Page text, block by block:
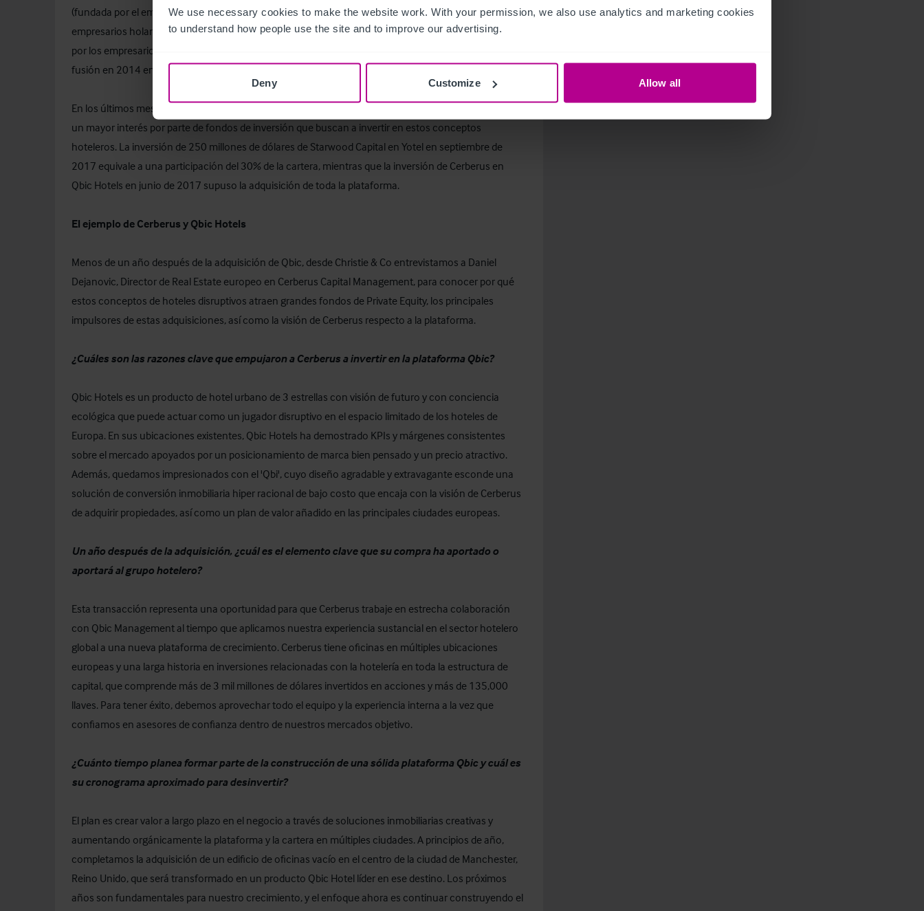
We use necessary cookies to make the website work. With your permission, we also use analytics and marketing cookies
to understand how people use the site and to improve our advertising.
Deny Customize Allow all
(fundada por el empresario británico Simon Woodroffe en 2007), Qbic Hotels (fundada por los
empresarios holandeses Paul Rinkens, Rino Soeters y Marcel Voermans en 2007), citizenM (fundada
por los empresarios holandeses Rattan Chaddha y Michael Levie en 2008) y Moxy (resultado de la
fusión en 2014 entre el holding de Ikea Vastint Hospitality y Marriott International).
En los últimos meses, se han producido dos importantes adquisiciones en este mercado. Esto sugiere
un mayor interés por parte de fondos de inversión que buscan a invertir en estos conceptos
hoteleros. La inversión de 250 millones de dólares de Starwood Capital en Yotel en septiembre de
2017 equivale a una participación del 30% de la cartera, mientras que la inversión de Cerberus en
Qbic Hotels en junio de 2017 supuso la adquisición de toda la plataforma.
El ejemplo de Cerberus y Qbic Hotels
Menos de un año después de la adquisición de Qbic, desde Christie & Co entrevistamos a Daniel
Dejanovic, Director de Real Estate europeo en Cerberus Capital Management, para conocer por qué
estos conceptos de hoteles disruptivos atraen grandes fondos de Private Equity, los principales
impulsores de estas adquisiciones, así como la visión de Cerberus respecto a la plataforma.
¿Cuáles son las razones clave que empujaron a Cerberus a invertir en la plataforma Qbic?
Qbic Hotels es un producto de hotel urbano de 3 estrellas con visión de futuro y con conciencia
ecológica que puede actuar como un jugador disruptivo en el espacio limitado de los hoteles de
Europa. En sus ubicaciones existentes, Qbic Hotels ha demostrado KPIs y márgenes consistentes
sobre el mercado apoyados por un posicionamiento de marca bien pensado y un precio atractivo.
Además, quedamos impresionados con el 'Qbi', cuyo diseño agradable y extravagante esconde una
solución de conversión inmobiliaria hiper racional de bajo costo que encaja con la visión de Cerberus
de adquirir propiedades, así como un plan de valor añadido en las principales ciudades europeas.
Un año después de la adquisición, ¿cuál es el elemento clave que su compra ha aportado o
aportará al grupo hotelero?
Esta transacción representa una oportunidad para que Cerberus trabaje en estrecha colaboración
con Qbic Management al tiempo que aplicamos nuestra experiencia sustancial en el sector hotelero
global a una nueva plataforma de crecimiento. Cerberus tiene oficinas en múltiples ubicaciones
europeas y una larga historia en inversiones relacionadas con la hotelería en toda la estructura de
capital, que comprende más de 3 mil millones de dólares invertidos en acciones y más de 135,000
llaves. Para tener éxito, debemos aprovechar todo el equipo y la experiencia interna a la vez que
confiamos en asesores de confianza dentro de nuestros mercados objetivo.
¿Cuánto tiempo planea formar parte de la construcción de una sólida plataforma Qbic y cuál es
su cronograma aproximado para desinvertir?
El plan es crear valor a largo plazo en el negocio a través de soluciones inmobiliarias creativas y
aumentando orgánicamente la plataforma y la cartera en múltiples ciudades. A principios de año,
completamos la adquisición de un edificio de oficinas vacío en el centro de la ciudad de Manchester,
Reino Unido, que será transformado en un producto Qbic Hotel líder en ese destino. Los próximos
años son fundamentales para nuestro crecimiento, y el enfoque ahora es continuar construyendo el